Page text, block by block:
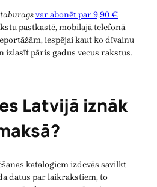
var abonēt par 9,90 €
pastkastē, mobilajā telefonā
iespējai kaut ko dīvainu
pāris gadus vecus rakstus.
Latvijā iznāk
katalogiem izdevās savilkt
datus par laikrakstiem, to